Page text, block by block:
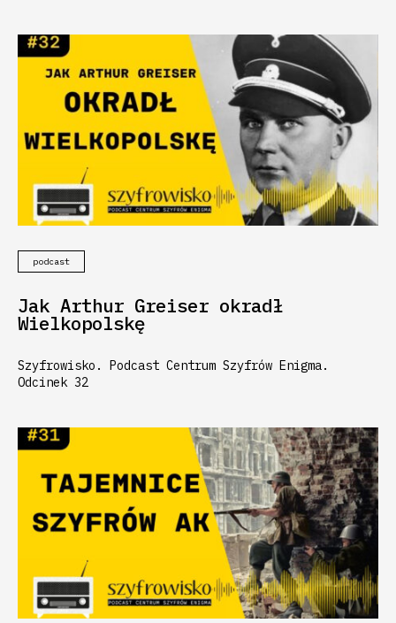
podcast
Jak Arthur Greiser okradł
Wielkopolskę
Szyfrowisko. Podcast Centrum Szyfrów Enigma.
Odcinek 32